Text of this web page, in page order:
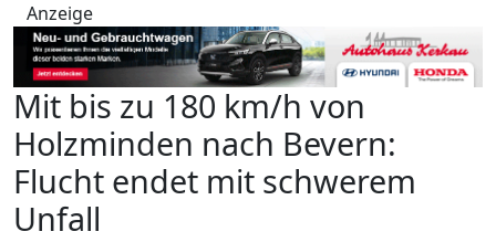
Anzeige
Mit bis zu 180 km/h von
Holzminden nach Bevern:
Flucht endet mit schwerem
Unfall